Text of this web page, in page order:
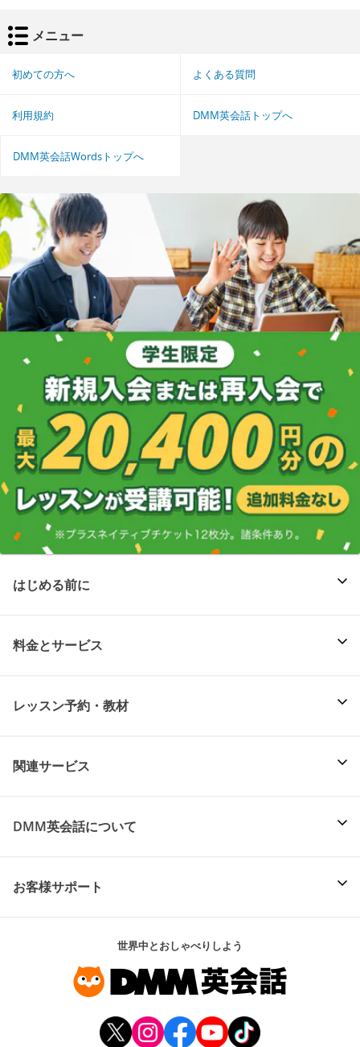
メニュー
初めての方へ よくある質問
利用規約 DMM英会話トップへ
DMM英会話Wordsトップへ
はじめる前に
料金とサービス
レッスン予約・教材
関連サービス
DMM英会話について
お客様サポート
世界中とおしゃべりしよう